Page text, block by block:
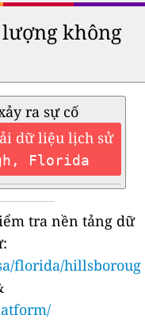
không
ra sự cố
dữ liệu lịch sử
Florida
tra nền tảng dữ
florida/hillsboroug